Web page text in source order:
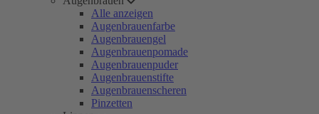
Alle anzeigen
Augenbrauenfarbe
Augenbrauengel
Augenbrauenpomade
Augenbrauenpuder
Augenbrauenstifte
Augenbrauenscheren
Pinzetten